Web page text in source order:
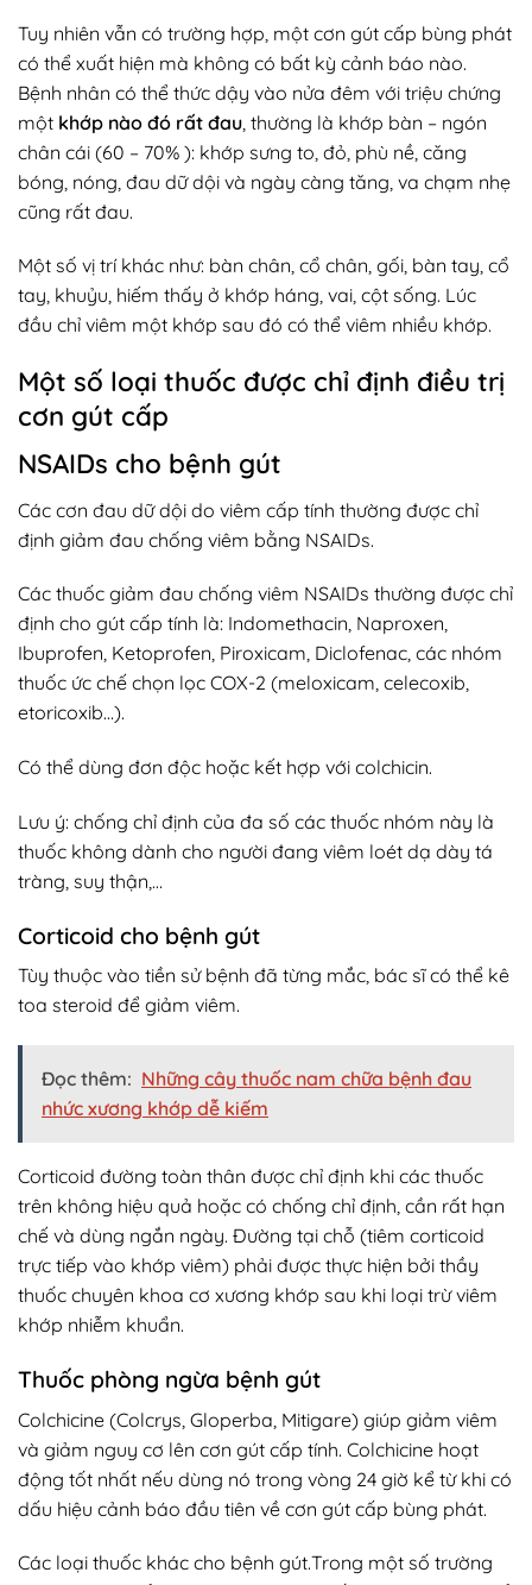
Tuy nhiên vẫn có trường hợp, một cơn gút cấp bùng phát
có thể xuất hiện mà không có bất kỳ cảnh báo nào.
Bệnh nhân có thể thức dậy vào nửa đêm với triệu chứng
một khớp nào đó rất đau , thường là khớp bàn – ngón
chân cái (60 – 70% ): khớp sưng to, đỏ, phù nề, căng
bóng, nóng, đau dữ dội và ngày càng tăng, va chạm nhẹ
cũng rất đau.
Một số vị trí khác như: bàn chân, cổ chân, gối, bàn tay, cổ
tay, khuỷu, hiếm thấy ở khớp háng, vai, cột sống. Lúc
đầu chỉ viêm một khớp sau đó có thể viêm nhiều khớp.
Một số loại thuốc được chỉ định điều trị
cơn gút cấp
NSAIDs cho bệnh gút
Các cơn đau dữ dội do viêm cấp tính thường được chỉ
định giảm đau chống viêm bằng NSAIDs.
Các thuốc giảm đau chống viêm NSAIDs thường được chỉ
định cho gút cấp tính là: Indomethacin, Naproxen,
Ibuprofen, Ketoprofen, Piroxicam, Diclofenac, các nhóm
thuốc ức chế chọn lọc COX-2 (meloxicam, celecoxib,
etoricoxib…).
Có thể dùng đơn độc hoặc kết hợp với colchicin.
Lưu ý: chống chỉ định của đa số các thuốc nhóm này là
thuốc không dành cho người đang viêm loét dạ dày tá
tràng, suy thận,…
Corticoid cho bệnh gút
Tùy thuộc vào tiền sử bệnh đã từng mắc, bác sĩ có thể kê
toa steroid để giảm viêm.
Đọc thêm: Những cây thuốc nam chữa bệnh đau
nhức xương khớp dễ kiếm
Corticoid đường toàn thân được chỉ định khi các thuốc
trên không hiệu quả hoặc có chống chỉ định, cần rất hạn
chế và dùng ngắn ngày. Đường tại chỗ (tiêm corticoid
trực tiếp vào khớp viêm) phải được thực hiện bởi thầy
thuốc chuyên khoa cơ xương khớp sau khi loại trừ viêm
khớp nhiễm khuẩn.
Thuốc phòng ngừa bệnh gút
Colchicine (Colcrys, Gloperba, Mitigare) giúp giảm viêm
và giảm nguy cơ lên cơn gút cấp tính. Colchicine hoạt
động tốt nhất nếu dùng nó trong vòng 24 giờ kể từ khi có
dấu hiệu cảnh báo đầu tiên về cơn gút cấp bùng phát.
Các loại thuốc khác cho bệnh gút.Trong một số trường